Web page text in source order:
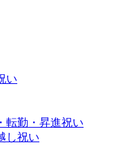
い
転勤・昇進祝い
し祝い